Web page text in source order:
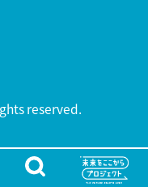
reserved.